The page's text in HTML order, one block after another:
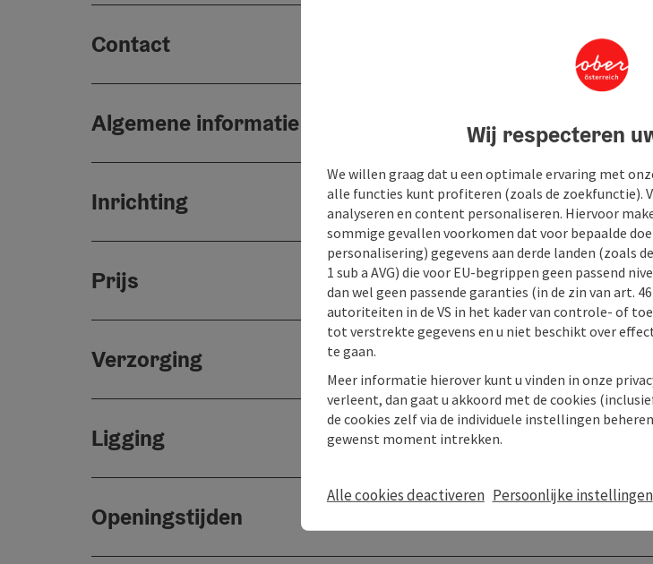
Contact
Algemene informatie
Inrichting
Prijs
Verzorging
Ligging
Openingstijden
Wij respecteren
We willen graag dat u een optimale ervaring met
alle functies kunt profiteren (zoals de zoekfunctie).
analyseren en content personaliseren. Hiervoor
sommige gevallen voorkomen dat voor bepaalde
personalisering) gegevens aan derde landen (zoals
1 sub a AVG) die voor EU-begrippen geen passend
dan wel geen passende garanties (in de zin van art.
autoriteiten in de VS in het kader van controle- of
tot verstrekte gegevens en u niet beschikt over
te gaan.
Meer informatie hierover kunt u vinden in onze
verleent, dan gaat u akkoord met de cookies
de cookies zelf via de individuele instellingen
gewenst moment intrekken.
Alle cookies deactiveren Persoonlijke instellingen